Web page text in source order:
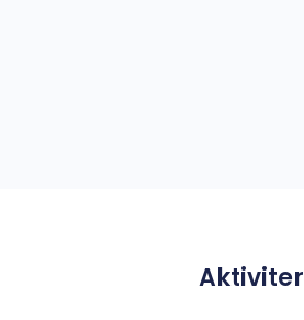
Aktiviter